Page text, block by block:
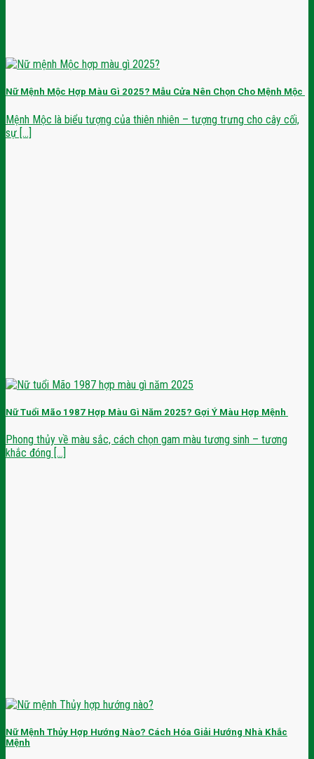
Nữ Mệnh Mộc Hợp Màu Gì 2025? Mẫu Cửa Nên Chọn Cho Mệnh Mộc
Mệnh Mộc là biểu tượng của thiên nhiên – tượng trưng cho cây cối,
sự [...]
Nữ Tuổi Mão 1987 Hợp Màu Gì Năm 2025? Gợi Ý Màu Hợp Mệnh
Phong thủy về màu sắc, cách chọn gam màu tương sinh – tương
khắc đóng [...]
Nữ Mệnh Thủy Hợp Hướng Nào? Cách Hóa Giải Hướng Nhà Khắc
Mệnh